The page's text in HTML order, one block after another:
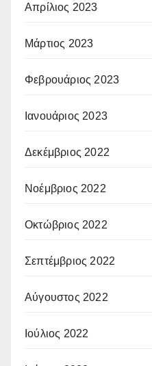
Απρίλιος 2023
Μάρτιος 2023
Φεβρουάριος 2023
Ιανουάριος 2023
Δεκέμβριος 2022
Νοέμβριος 2022
Οκτώβριος 2022
Σεπτέμβριος 2022
Αύγουστος 2022
Ιούλιος 2022